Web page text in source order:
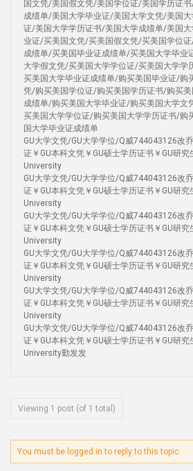
国文凭/美国假文凭/美国学位证/美国学历证
成绩单/美国大学毕业证/美国大学文凭/美国
证/美国大学学历证书/美国大学成绩单/美国
业证/买美国文凭/买美国假文凭/买美国学位
成绩单/买美国毕业证成绩单/买美国大学毕业
大学假文凭/买美国大学学位证/买美国大学学
买美国大学毕业证成绩单/购买美国毕业证/购
凭/购买美国学位证/购买美国学历证书/购买
成绩单/购买美国大学毕业证/购买美国大学文
买美国大学学位证/购买美国大学学历证书/购
国大学毕业证成绩单
GU大学文凭/GU大学学位/Q威744043126改
证￥GU本科文凭￥GU硕士学历证书￥GU研
University
GU大学文凭/GU大学学位/Q威744043126改
证￥GU本科文凭￥GU硕士学历证书￥GU研
University
GU大学文凭/GU大学学位/Q威744043126改
证￥GU本科文凭￥GU硕士学历证书￥GU研
University
GU大学文凭/GU大学学位/Q威744043126改
证￥GU本科文凭￥GU硕士学历证书￥GU研
University
GU大学文凭/GU大学学位/Q威744043126改
证￥GU本科文凭￥GU硕士学历证书￥GU研
University
GU大学文凭/GU大学学位/Q威744043126改
证￥GU本科文凭￥GU硕士学历证书￥GU研
University勤发发
Viewing 1 post (of 1 total)
You must be logged in to reply to this topic.